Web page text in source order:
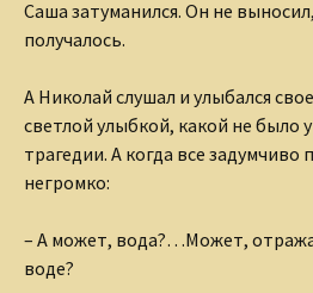
Саша затуманился. Он не
получалось.
А Николай слушал и улыбался
светлой улыбкой, какой не было
трагедии. А когда все задумчиво
негромко:
– А может, вода?…Может,
воде?